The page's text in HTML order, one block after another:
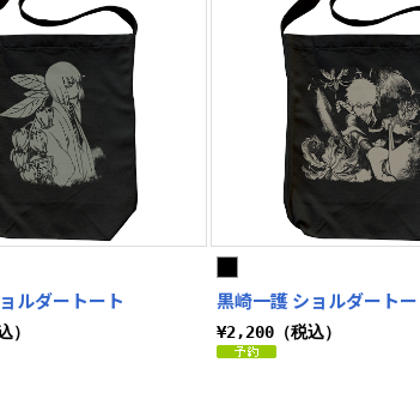
ルダートート
）
黒崎一護 ショルダートー
¥2,200（税込）